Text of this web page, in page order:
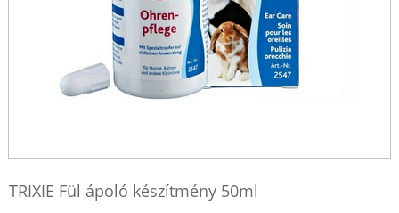
TRIXIE Fül ápoló készítmény 50ml